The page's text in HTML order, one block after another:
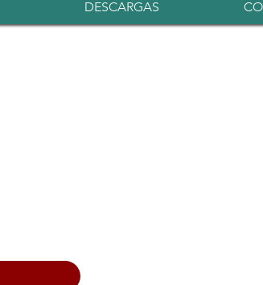
Iniciar sesiónDESCARGAS